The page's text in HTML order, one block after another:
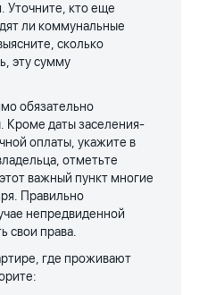
Уточните, кто еще
ли коммунальные
сколько
эту сумму
обязательно
Кроме даты заселения-
оплаты, укажите в
отметьте
важный пункт многие
Правильно
непредвиденной
свои права.
где проживают